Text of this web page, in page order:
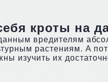
кроты на
вредителям
растениям. А
изучить их